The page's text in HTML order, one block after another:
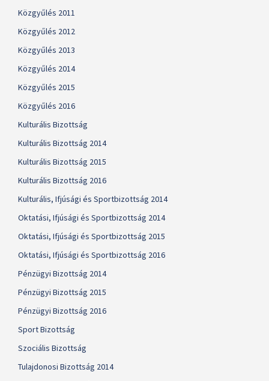
Közgyűlés 2011
Közgyűlés 2012
Közgyűlés 2013
Közgyűlés 2014
Közgyűlés 2015
Közgyűlés 2016
Kulturális Bizottság
Kulturális Bizottság 2014
Kulturális Bizottság 2015
Kulturális Bizottság 2016
Kulturális, Ifjúsági és Sportbizottság 2014
Oktatási, Ifjúsági és Sportbizottság 2014
Oktatási, Ifjúsági és Sportbizottság 2015
Oktatási, Ifjúsági és Sportbizottság 2016
Pénzügyi Bizottság 2014
Pénzügyi Bizottság 2015
Pénzügyi Bizottság 2016
Sport Bizottság
Szociális Bizottság
Tulajdonosi Bizottság 2014